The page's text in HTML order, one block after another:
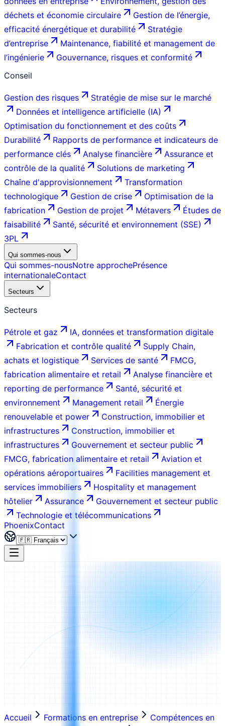
déchets et économie circulaire
Gestion de l’énergie,
efficacité énergétique et durabilité
Stratégie
d’entreprise
Maintenance, fiabilité et management de
l’ingénierie
Gouvernance, risques et conformité
Conseil
Gestion des risques
Stratégie de mise sur le marché
Données et intelligence artificielle (IA)
Optimisation du fonctionnement et des coûts
Durabilité
Rapports de performance et indicateurs de
performance clés
Analyse financière
Assurance et
contrôle de la qualité
Solutions de marketing
Chaîne d'approvisionnement
Transformation
technologique
Gestion de crise
Optimisation de la
fabrication
Gestion de projet Métavers
Études de
faisabilité
Santé, sécurité et environnement (SSE)
3PL
Qui sommes-nous
Qui sommes-nousNotre approchePrésence
internationaleContact
Secteurs
Secteurs
Pétrole et gaz
IA, données et transformation digitale
Fabrication et contrôle qualité
Supply Chain,
achats et logistique
Services de santé
FMCG,
fabrication alimentaire et retail
Analyse financière et
reporting de performance
Santé, sécurité et
environnement
Management retail
Énergie
renouvelable et power
Construction, immobilier et
infrastructures
Construction, immobilier et
infrastructures
Gouvernement et secteur public
FMCG, fabrication alimentaire et retail
Aviation et
opérations aéroportuaires
Facilities management et
services immobiliers
Hospitality et management
hôtelier
Assurance
Gouvernement et secteur public
Technologie et télécommunications
PhoenixContact
Accueil Formations en entreprise
Compétences en